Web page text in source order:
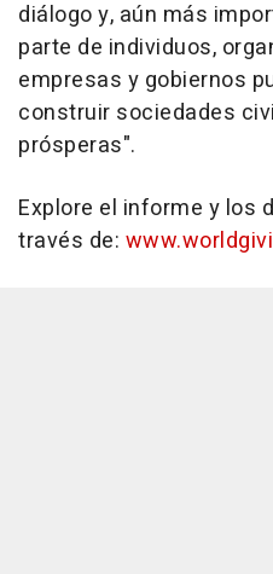
diálogo y, aún más
parte de individuos,
empresas y gobiernos
construir sociedades
prósperas".
Explore el informe y los
través de: